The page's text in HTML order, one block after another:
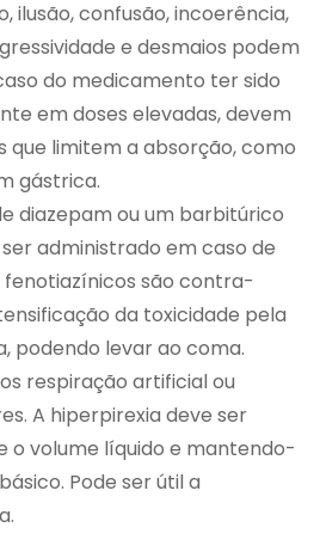
ilusão, confusão, incoerência,
e desmaios podem
do medicamento ter sido
em doses elevadas, devem
que limitem a absorção, como
gástrica.
diazepam ou um barbitúrico
administrado em caso de
fenotiazínicos são contra-
da toxicidade pela
podendo levar ao coma.
respiração artificial ou
A hiperpirexia deve ser
o volume líquido e mantendo-
Pode ser útil a